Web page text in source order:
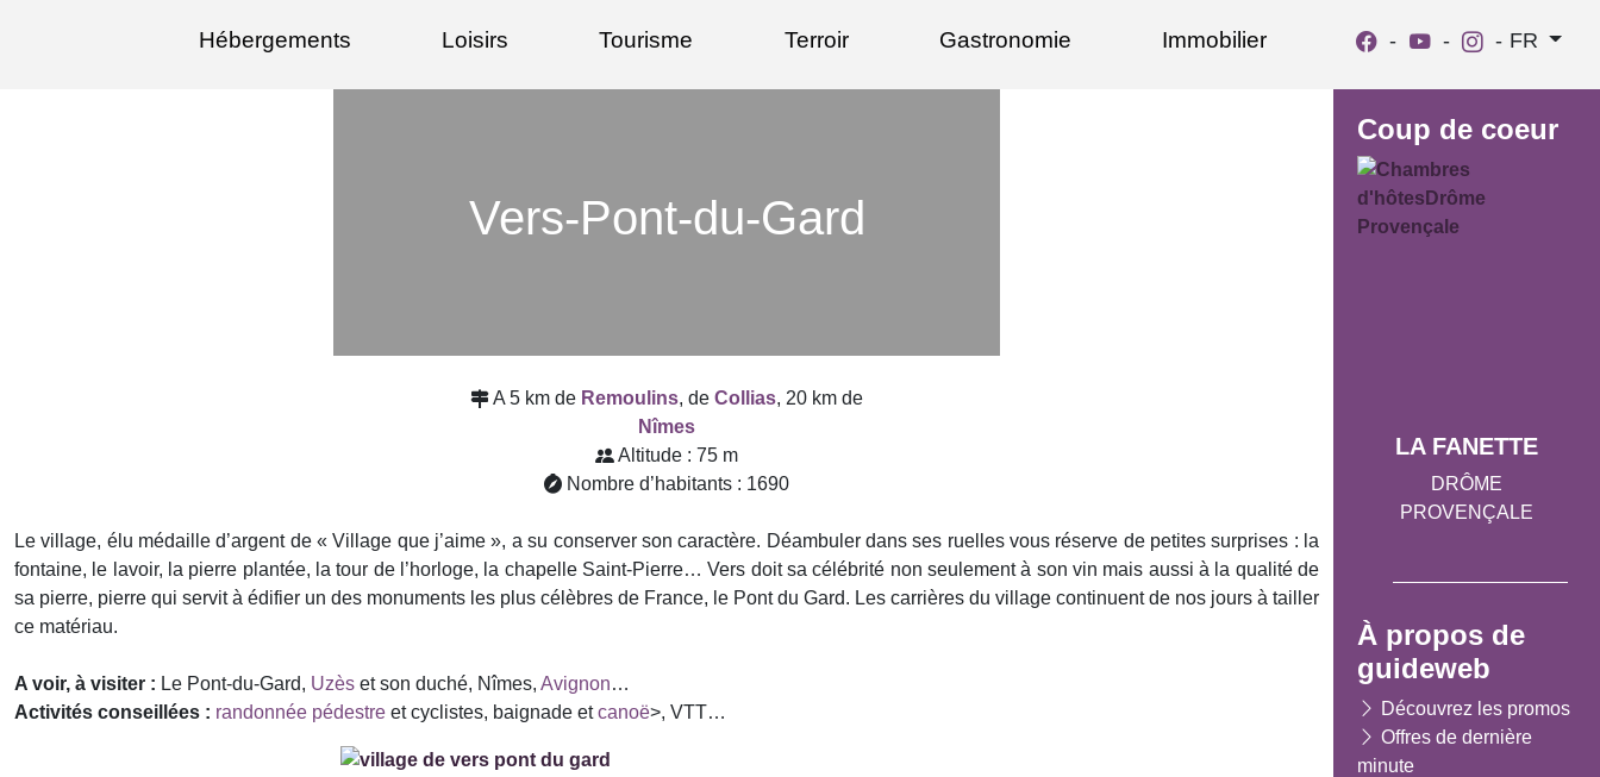
Hébergements Loisirs Tourisme Terroir Gastronomie Immobilier - - - FR
Vers-Pont-du-Gard
A 5 km de Remoulins, de Collias, 20 km de
Nîmes
Altitude : 75 m
Nombre d’habitants : 1690
Le village, élu médaille d’argent de « Village que j’aime », a su conserver son caractère. Déambuler dans ses ruelles vous réserve de petites surprises : la
fontaine, le lavoir, la pierre plantée, la tour de l’horloge, la chapelle Saint-Pierre… Vers doit sa célébrité non seulement à son vin mais aussi à la qualité de
sa pierre, pierre qui servit à édifier un des monuments les plus célèbres de France, le Pont du Gard. Les carrières du village continuent de nos jours à tailler
ce matériau.
A voir, à visiter : Le Pont-du-Gard, Uzès et son duché, Nîmes, Avignon…
Activités conseillées : randonnée pédestre et cyclistes, baignade etcanoë>, VTT…
Coup de coeur
LA FANETTE
DRÔME
PROVENÇALE
À propos de
guideweb
Découvrez les promos
Offres de dernière
minute